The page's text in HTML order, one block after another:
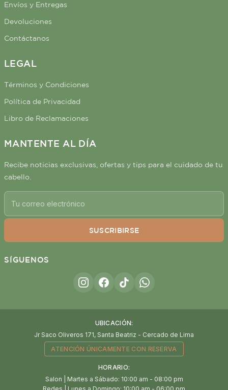
Envíos y Entregas
Devoluciones
Contáctanos
LEGAL
Términos y Condiciones
Política de Privacidad
Libro de Reclamaciones
MANTENTE AL DÍA
Recibe noticias exclusivas, ofertas y tips para el cuidado de tu
cabello.
SUSCRIBIRSE
SÍGUENOS
UBICACIÓN:
Jr Saco Oliveros 171, Santa Beatriz - Cercado de Lima
ATENCIÓN ÚNICAMENTE CON RESERVA
HORARIO:
Salon | Martes a Sábado: 10:00 am - 08:00 pm